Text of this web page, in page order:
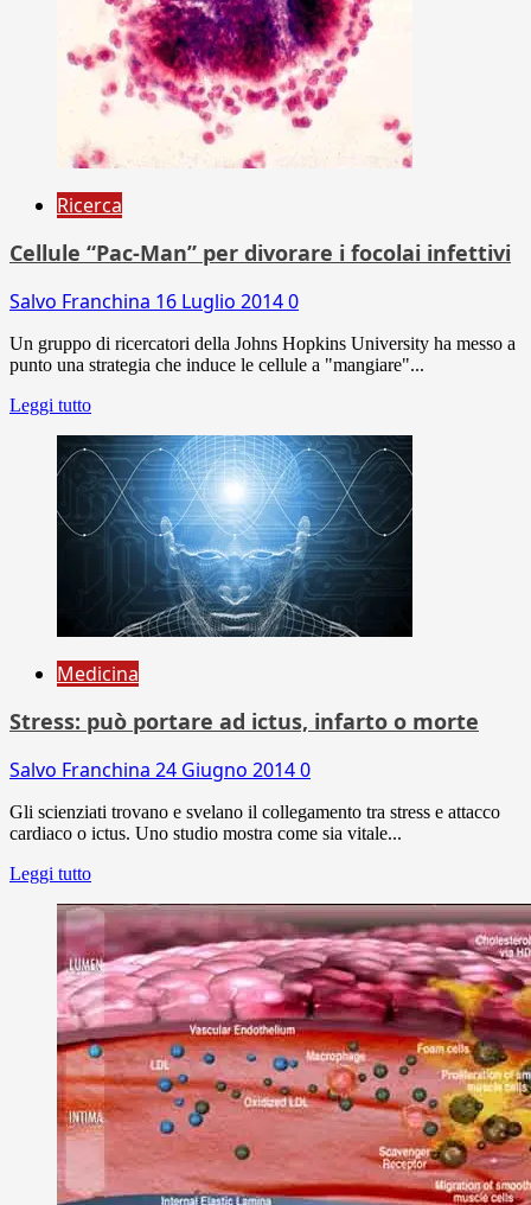
Ricerca
Cellule “Pac-Man” per divorare i focolai infettivi
Salvo Franchina 16 Luglio 20140
Un gruppo di ricercatori della Johns Hopkins University ha messo a
punto una strategia che induce le cellule a "mangiare"...
Leggi tutto
Medicina
Stress: può portare ad ictus, infarto o morte
Salvo Franchina 24 Giugno 20140
Gli scienziati trovano e svelano il collegamento tra stress e attacco
cardiaco o ictus. Uno studio mostra come sia vitale...
Leggi tutto